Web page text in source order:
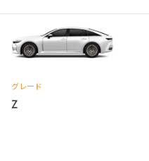
グレード
Z